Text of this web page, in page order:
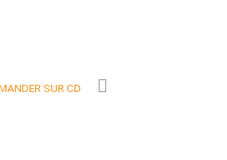
SUR CD